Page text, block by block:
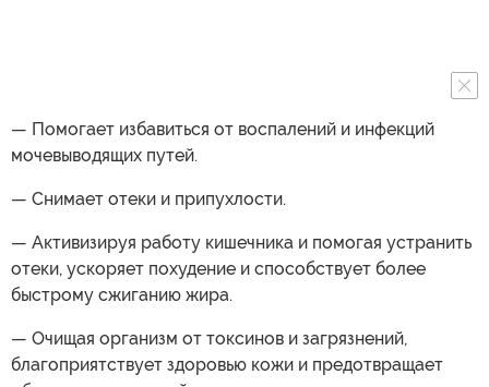
— Помогает избавиться от воспалений и инфекций
мочевыводящих путей.
— Снимает отеки и припухлости.
— Активизируя работу кишечника и помогая устранить
отеки, ускоряет похудение и способствует более
быстрому сжиганию жира.
— Очищая организм от токсинов и загрязнений,
благоприятствует здоровью кожи и предотвращает